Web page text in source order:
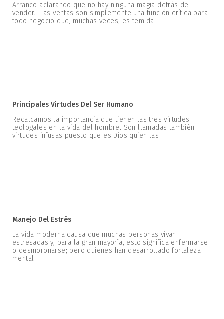
Arranco aclarando que no hay ninguna magia detrás de
vender. Las ventas son simplemente una función crítica para
todo negocio que, muchas veces, es temida
Principales Virtudes Del Ser Humano
Recalcamos la importancia que tienen las tres virtudes
teologales en la vida del hombre. Son llamadas también
virtudes infusas puesto que es Dios quien las
Manejo Del Estrés
La vida moderna causa que muchas personas vivan
estresadas y, para la gran mayoría, esto significa enfermarse
o desmoronarse; pero quienes han desarrollado fortaleza
mental